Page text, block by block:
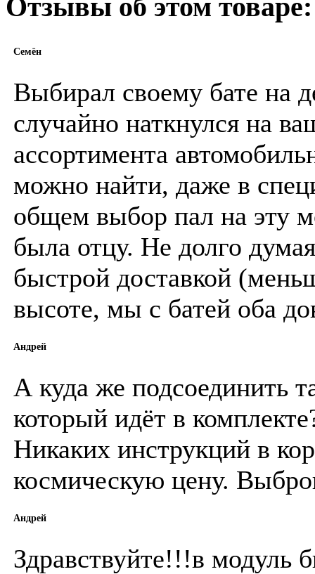
Отзывы об этом товаре:
Семён
Выбирал своему бате на
случайно наткнулся на
ассортимента
можно найти, даже в
общем выбор пал на эту
была отцу. Не долго
быстрой доставкой
высоте, мы с батей оба
Андрей
А куда же подсоединить
который идёт в
Никаких инструкций в
космическую цену.
Андрей
Здравствуйте!!!в модуль